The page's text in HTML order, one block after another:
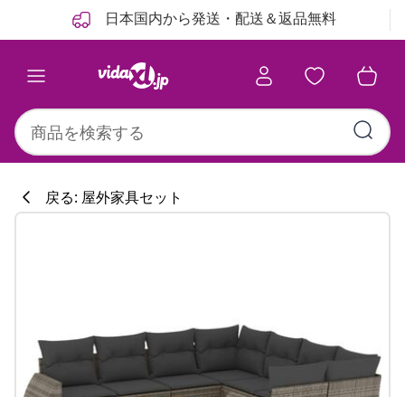
日本国内から発送・配送＆返品無料
戻る: 屋外家具セット